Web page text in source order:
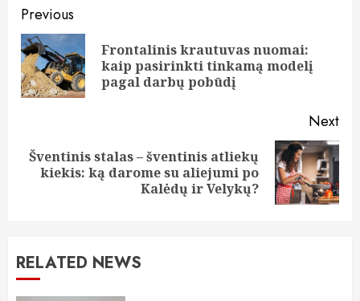
Continue
Reading
Previous
Frontalinis krautuvas nuomai:
kaip pasirinkti tinkamą modelį
pagal darbų pobūdį
Next
Next
Šventinis stalas – šventinis atliekų
kiekis: ką darome su aliejumi po
Kalėdų ir Velykų?
RELATED NEWS